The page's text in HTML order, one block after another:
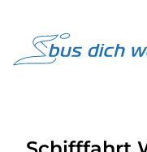
Highlights